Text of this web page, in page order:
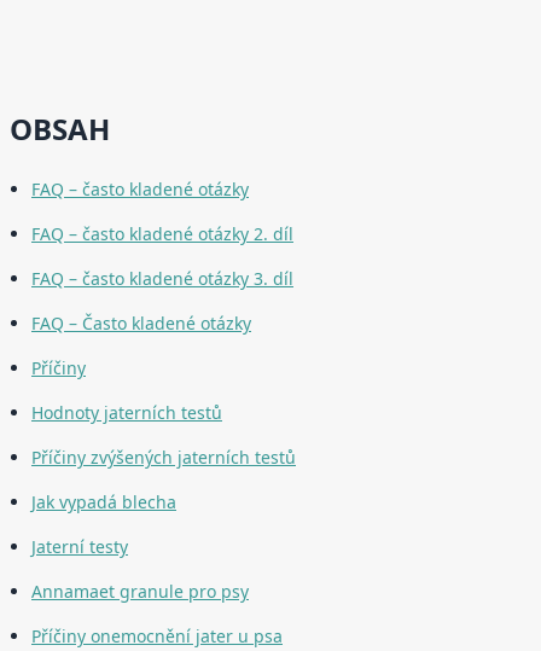
OBSAH
FAQ – často kladené otázky
FAQ – často kladené otázky 2. díl
FAQ – často kladené otázky 3. díl
FAQ – Často kladené otázky
Příčiny
Hodnoty jaterních testů
Příčiny zvýšených jaterních testů
Jak vypadá blecha
Jaterní testy
Annamaet granule pro psy
Příčiny onemocnění jater u psa